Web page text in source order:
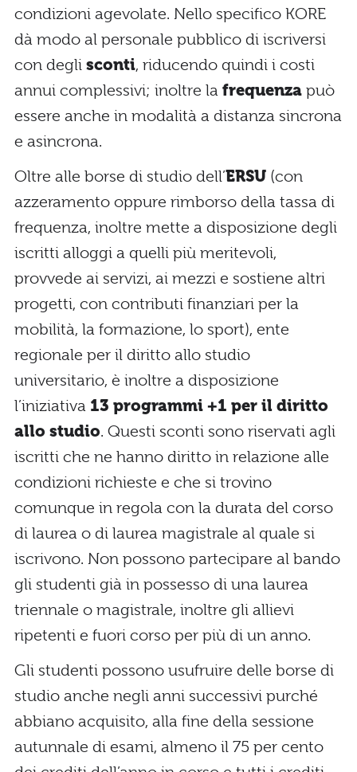
condizioni agevolate. Nello specifico KORE
dà modo al personale pubblico di iscriversi
con degli sconti, riducendo quindi i costi
annui complessivi; inoltre la frequenza può
essere anche in modalità a distanza sincrona
e asincrona.
Oltre alle borse di studio dell’ERSU (con
azzeramento oppure rimborso della tassa di
frequenza, inoltre mette a disposizione degli
iscritti alloggi a quelli più meritevoli,
provvede ai servizi, ai mezzi e sostiene altri
progetti, con contributi finanziari per la
mobilità, la formazione, lo sport), ente
regionale per il diritto allo studio
universitario, è inoltre a disposizione
l’iniziativa 13 programmi +1 per il diritto
allo studio. Questi sconti sono riservati agli
iscritti che ne hanno diritto in relazione alle
condizioni richieste e che si trovino
comunque in regola con la durata del corso
di laurea o di laurea magistrale al quale si
iscrivono. Non possono partecipare al bando
gli studenti già in possesso di una laurea
triennale o magistrale, inoltre gli allievi
ripetenti e fuori corso per più di un anno.
Gli studenti possono usufruire delle borse di
studio anche negli anni successivi purché
abbiano acquisito, alla fine della sessione
autunnale di esami, almeno il 75 per cento